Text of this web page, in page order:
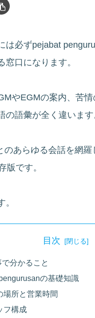
は必ずpejabat
口になります。
やEGMの案内、苦
の語彙が全く違います
あらゆる会話を網
版です。
目次
分かること
の基礎知識
場所と営業時間
フ構成